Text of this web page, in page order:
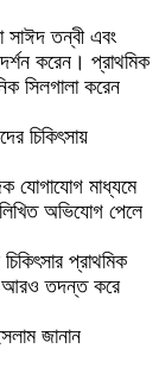
সাঈদ তন্বী এবং
করেন। প্রাথমিক
সিলগালা করেন
চিকিৎসায়
যোগাযোগ মাধ্যমে
অভিযোগ পেলে
প্রাথমিক
আরও তদন্ত করে
জানান